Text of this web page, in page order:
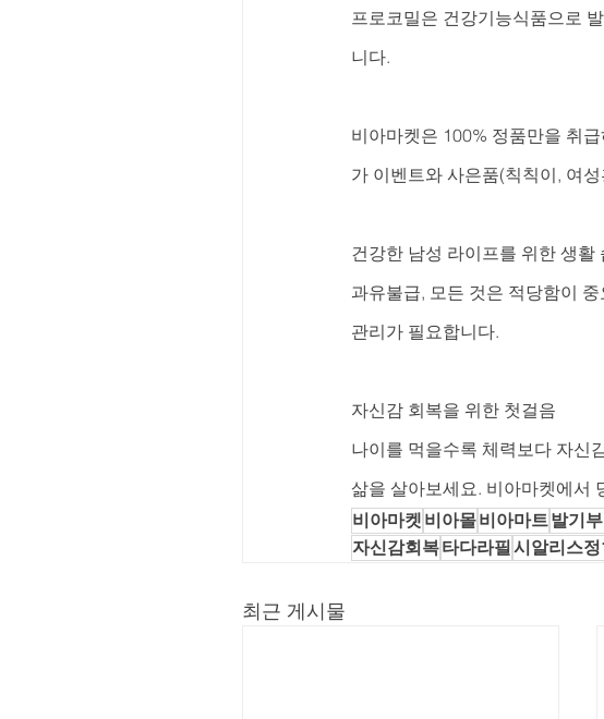
프로코밀은 건강기능식품으로
니다.
비아마켓은 100% 정품만을 취
가 이벤트와 사은품(칙칙이, 여
건강한 남성 라이프를 위한 생활
과유불급, 모든 것은 적당함이
관리가 필요합니다.
자신감 회복을 위한 첫걸음
나이를 먹을수록 체력보다 자신
삶을 살아보세요. 비아마켓에서
비아마켓 비아몰비아마트발기
자신감회복타다라필 시알리스
최근 게시물